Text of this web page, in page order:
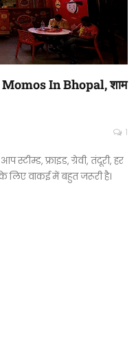
In Bhopal, शाम
1
फ्राइड, ग्रेवी, तंदूरी, हर
लिए वाकई में बहुत जरूरी है।